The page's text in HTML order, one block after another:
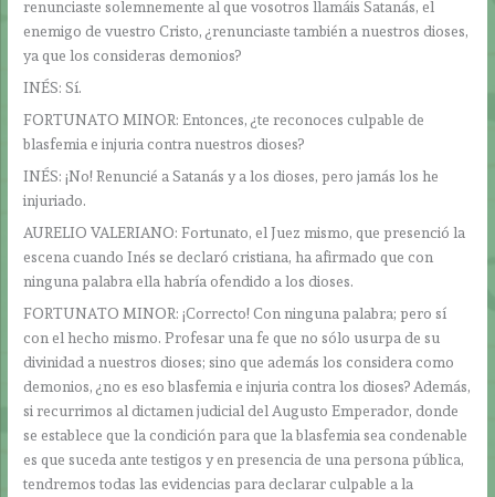
renunciaste solemnemente al que vosotros llamáis Satanás, el
enemigo de vuestro Cristo, ¿renunciaste también a nuestros dioses,
ya que los consideras demonios?
INÉS: Sí.
FORTUNATO MINOR: Entonces, ¿te reconoces culpable de
blasfemia e injuria contra nuestros dioses?
INÉS: ¡No! Renuncié a Satanás y a los dioses, pero jamás los he
injuriado.
AURELIO VALERIANO: Fortunato, el Juez mismo, que presenció la
escena cuando Inés se declaró cristiana, ha afirmado que con
ninguna palabra ella habría ofendido a los dioses.
FORTUNATO MINOR: ¡Correcto! Con ninguna palabra; pero sí
con el hecho mismo. Profesar una fe que no sólo usurpa de su
divinidad a nuestros dioses; sino que además los considera como
demonios, ¿no es eso blasfemia e injuria contra los dioses? Además,
si recurrimos al dictamen judicial del Augusto Emperador, donde
se establece que la condición para que la blasfemia sea condenable
es que suceda ante testigos y en presencia de una persona pública,
tendremos todas las evidencias para declarar culpable a la